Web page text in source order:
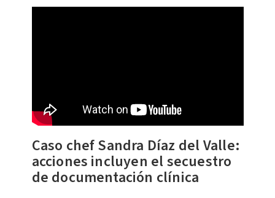
Caso chef Sandra Díaz del Valle:
acciones incluyen el secuestro
de documentación clínica